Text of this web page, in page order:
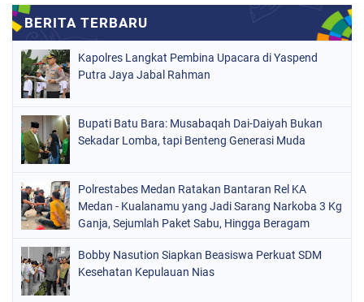
Kapolres Langkat Pembina Upacara di Yaspend
Putra Jaya Jabal Rahman
Bupati Batu Bara: Musabaqah Dai-Daiyah Bukan
Sekadar Lomba, tapi Benteng Generasi Muda
Polrestabes Medan Ratakan Bantaran Rel KA
Medan - Kualanamu yang Jadi Sarang Narkoba 3 Kg
Ganja, Sejumlah Paket Sabu, Hingga Beragam
Bobby Nasution Siapkan Beasiswa Perkuat SDM
Kesehatan Kepulauan Nias